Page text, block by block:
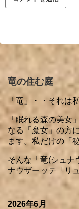
竜の住む庭
「竜」・・それは
「眠れる森の美女
なる「魔女」の方
ます。私だけの「
そんな「竜(シュナ
ナウザーッテ「リ
2026年6月